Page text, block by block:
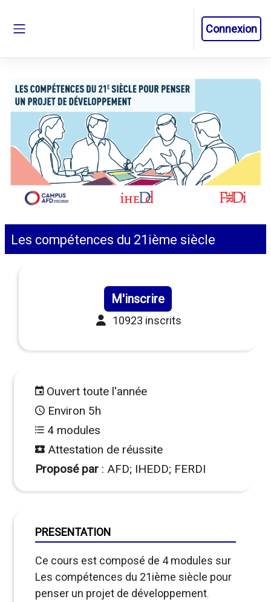
Connexion
Les compétences du 21ième siècle
Ouvert toute l'année
Environ 5h
4 modules
Attestation de réussite
Proposé par : AFD; IHEDD; FERDI
M'inscrire
10923 inscrits
PRESENTATION
Ce cours est composé de 4 modules sur
Les compétences du 21ième siècle pour
penser un projet de développement.